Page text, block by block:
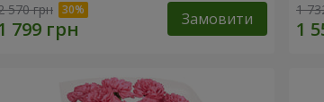
570 грн Замовити 1